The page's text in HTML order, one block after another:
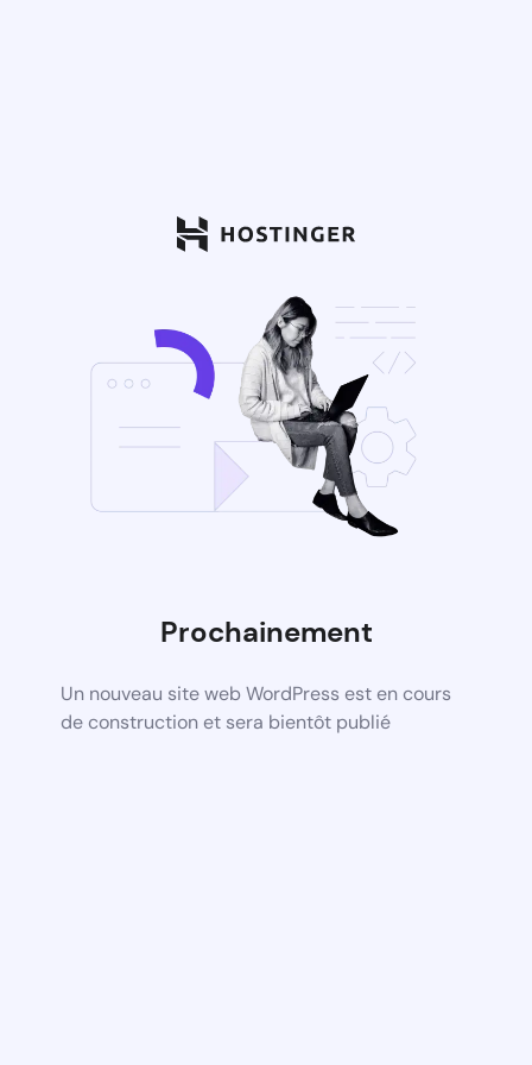
Prochainement
Un nouveau site web WordPress est en cours
de construction et sera bientôt publié